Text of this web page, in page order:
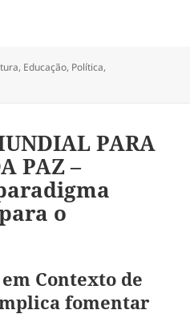
, Educação, Política,
PARA
PAZ –
o
Contexto de
fomentar